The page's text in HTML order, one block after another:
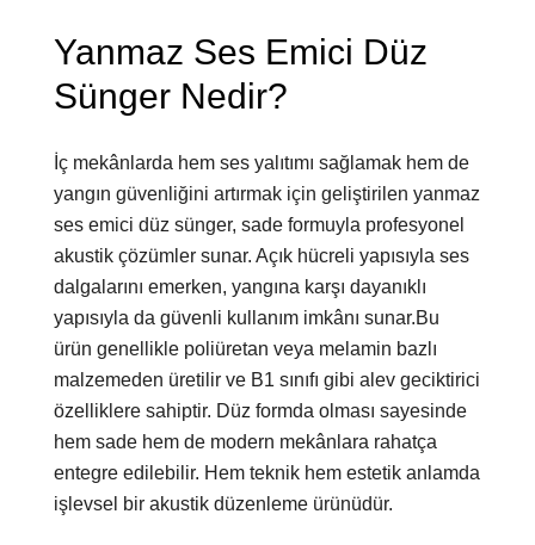
Yanmaz Ses Emici Düz
Sünger Nedir?
İç mekânlarda hem ses yalıtımı sağlamak hem de
yangın güvenliğini artırmak için geliştirilen yanmaz
ses emici düz sünger, sade formuyla profesyonel
akustik çözümler sunar. Açık hücreli yapısıyla ses
dalgalarını emerken, yangına karşı dayanıklı
yapısıyla da güvenli kullanım imkânı sunar.Bu
ürün genellikle poliüretan veya melamin bazlı
malzemeden üretilir ve B1 sınıfı gibi alev geciktirici
özelliklere sahiptir. Düz formda olması sayesinde
hem sade hem de modern mekânlara rahatça
entegre edilebilir. Hem teknik hem estetik anlamda
işlevsel bir akustik düzenleme ürünüdür.